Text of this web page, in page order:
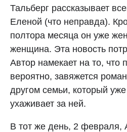
Тальберг рассказывает
Еленой (что неправда).
полтора месяца он уже
женщина. Эта новость
Автор намекает на то, что
вероятно, завяжется
другом семьи, который
ухаживает за ней.
В тот же день, 2 февраля,